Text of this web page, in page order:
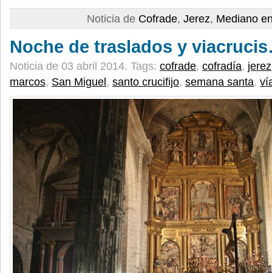
Noticia de Cofrade, Jerez, Mediano
Noche de traslados y
Noticia de 03 abril 2014. Tags: cofrade, cofradía, jerez
marcos, San Miguel , santo crucifijo, semana santa,